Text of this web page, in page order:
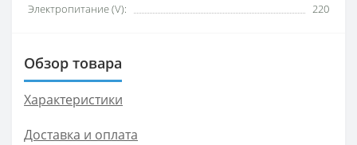
Электропитание (V):
220
Обзор товара
Характеристики
Доставка и оплата